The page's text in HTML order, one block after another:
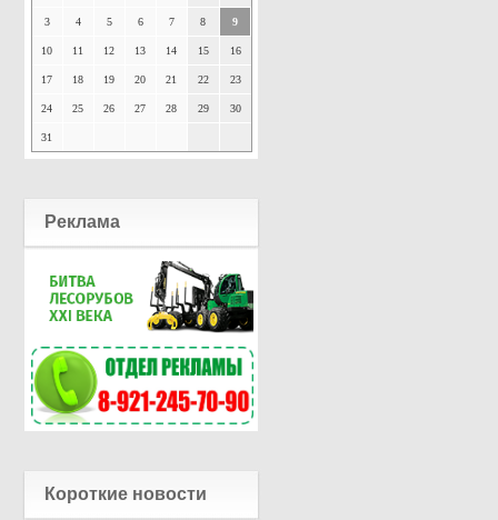
3 4 5 6 7 8 9
10 11 12 13 14 15 16
17 18 19 20 21 22 23
24 25 26 27 28 29 30
31
Реклама
Короткие новости